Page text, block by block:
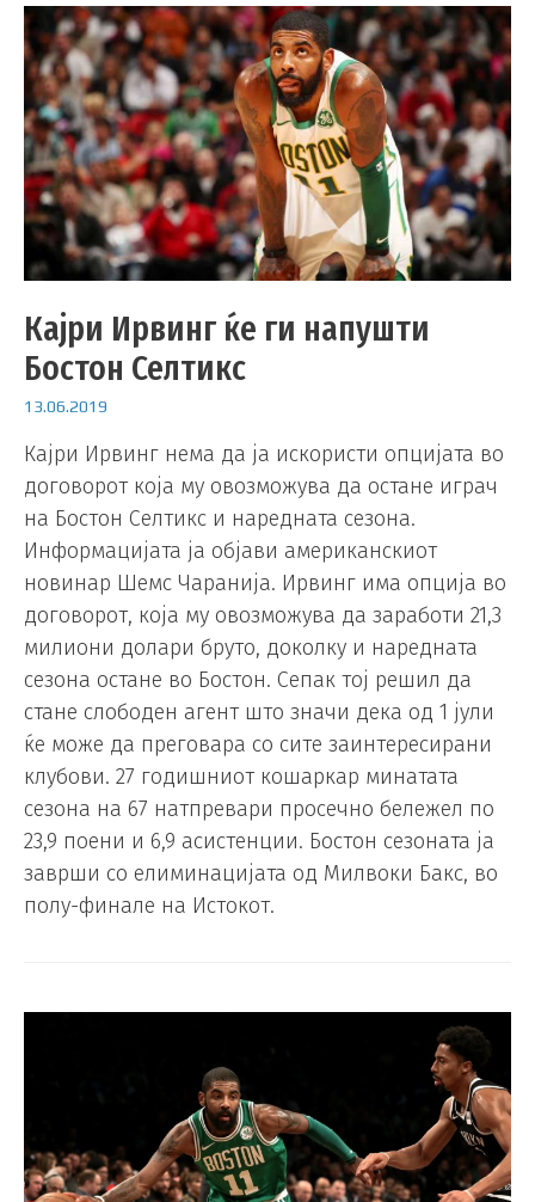
Кајри Ирвинг ќе ги напушти
Бостон Селтикс
13.06.2019
Кајри Ирвинг нема да ја искористи опцијата во
договорот која му овозможува да остане играч
на Бостон Селтикс и наредната сезона.
Информацијата ја објави американскиот
новинар Шемс Чаранија. Ирвинг има опција во
договорот, која му овозможува да заработи 21,3
милиони долари бруто, доколку и наредната
сезона остане во Бостон. Сепак тој решил да
стане слободен агент што значи дека од 1 јули
ќе може да преговара со сите заинтересирани
клубови. 27 годишниот кошаркар минатата
сезона на 67 натпревари просечно бележел по
23,9 поени и 6,9 асистенции. Бостон сезоната ја
заврши со елиминацијата од Милвоки Бакс, во
полу-финале на Истокот.